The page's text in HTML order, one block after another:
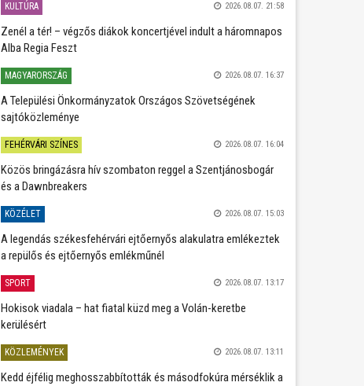
KULTÚRA 2026.08.07. 21:58
Zenél a tér! – végzős diákok koncertjével indult a háromnapos
Alba Regia Feszt
MAGYARORSZÁG 2026.08.07. 16:37
A Települési Önkormányzatok Országos Szövetségének
sajtóközleménye
FEHÉRVÁRI SZÍNES 2026.08.07. 16:04
Közös bringázásra hív szombaton reggel a Szentjánosbogár
és a Dawnbreakers
KÖZÉLET 2026.08.07. 15:03
A legendás székesfehérvári ejtőernyős alakulatra emlékeztek
a repülős és ejtőernyős emlékműnél
SPORT 2026.08.07. 13:17
Hokisok viadala – hat fiatal küzd meg a Volán-keretbe
kerülésért
KÖZLEMÉNYEK 2026.08.07. 13:11
Kedd éjfélig meghosszabbították és másodfokúra mérséklik a